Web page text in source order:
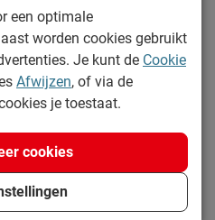
Afnemen met een vochtig
doekje
2 jaar garantie volgens CBW
voorwaarden
niet inbegrepen
Vipack NV
een optimale
worden cookies gebruikt
Je kunt de Cookie
Afwijzen, of via de
je toestaat.
cookies